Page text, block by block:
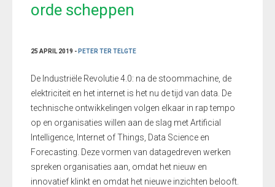
orde scheppen
25 APRIL 2019 - PETER TER TELGTE
De Industriële Revolutie 4.0: na de stoommachine, de
elektriciteit en het internet is het nu de tijd van data. De
technische ontwikkelingen volgen elkaar in rap tempo
op en organisaties willen aan de slag met Artificial
Intelligence, Internet of Things, Data Science en
Forecasting. Deze vormen van datagedreven werken
spreken organisaties aan, omdat het nieuw en
innovatief klinkt en omdat het nieuwe inzichten belooft.